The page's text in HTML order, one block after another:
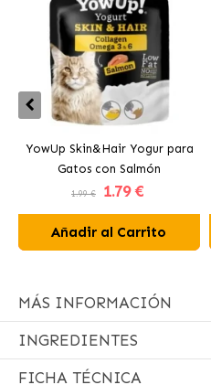
YowUp Skin&Hair Yogur para
Gatos con Salmón
1.99 € 1.79 €
Añadir al Carrito
MÁS INFORMACIÓN
INGREDIENTES
FICHA TÉCNICA